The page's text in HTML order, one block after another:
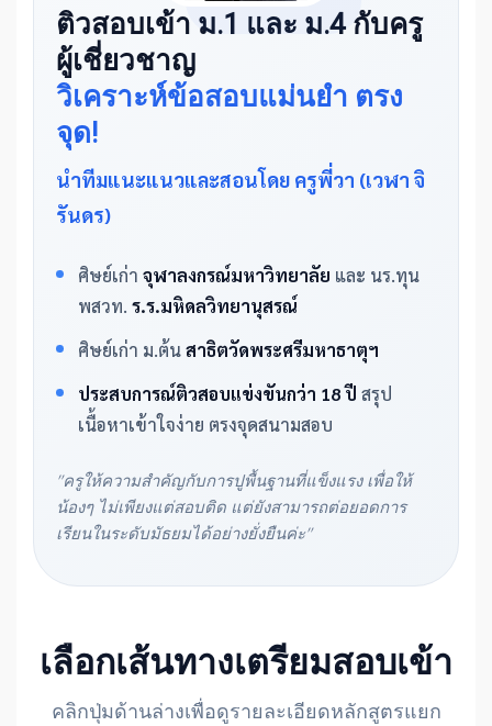
ติวสอบเข้า ม.1 และ ม.4 กับครู
ผู้เชี่ยวชาญ
วิเคราะห์ข้อสอบแม่นยำ ตรง
จุด!
นำทีมแนะแนวและสอนโดย ครูพี่วา (เวฬา จิ
รันดร)
ศิษย์เก่า จุฬาลงกรณ์มหาวิทยาลัย และ นร.ทุน
พสวท. ร.ร.มหิดลวิทยานุสรณ์
ศิษย์เก่า ม.ต้นสาธิตวัดพระศรีมหาธาตุฯ
ประสบการณ์ติวสอบแข่งขันกว่า 18 ปี สรุป
เนื้อหาเข้าใจง่าย ตรงจุดสนามสอบ
"ครูให้ความสำคัญกับการปูพื้นฐานที่แข็งแรง เพื่อให้
น้องๆ ไม่เพียงแต่สอบติด แต่ยังสามารถต่อยอดการ
เรียนในระดับมัธยมได้อย่างยั่งยืนค่ะ"
เลือกเส้นทางเตรียมสอบเข้า
คลิกปุ่มด้านล่างเพื่อดูรายละเอียดหลักสูตรแยก